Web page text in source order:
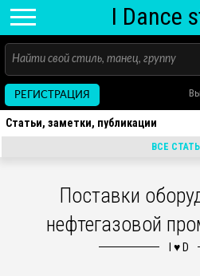
I Dance
РЕГИСТРАЦИЯ
Статьи, заметки, публикации
ВСЕ
Поставки
нефтегазовой